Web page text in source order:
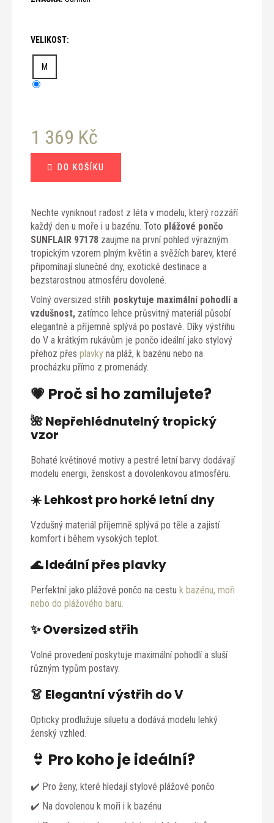
VELIKOST:
M
1 369 Kč
cena:
DO KOŠÍKU
Nechte vyniknout radost z léta v modelu, který rozzáří
každý den u moře i u bazénu. Toto plážové pončo
SUNFLAIR 97178 zaujme na první pohled výrazným
tropickým vzorem plným květin a svěžích barev, které
připomínají slunečné dny, exotické destinace a
bezstarostnou atmosféru dovolené.
Volný oversized střih poskytuje maximální pohodlí a
vzdušnost, zatímco lehce průsvitný materiál působí
elegantně a příjemně splývá po postavě. Díky výstřihu
do V a krátkým rukávům je pončo ideální jako stylový
přehoz přes plavky na pláž, k bazénu nebo na
procházku přímo z promenády.
💗 Proč si ho zamilujete?
🌺 Nepřehlédnutelný tropický
vzor
Bohaté květinové motivy a pestré letní barvy dodávají
modelu energii, ženskost a dovolenkovou atmosféru.
☀️ Lehkost pro horké letní dny
Vzdušný materiál příjemně splývá po těle a zajistí
komfort i během vysokých teplot.
🌊 Ideální přes plavky
Perfektní jako plážové pončo na cestu k bazénu, moři
nebo do plážového baru.
✨ Oversized střih
Volné provedení poskytuje maximální pohodlí a sluší
různým typům postavy.
👗 Elegantní výstřih do V
Opticky prodlužuje siluetu a dodává modelu lehký
ženský vzhled.
👙 Pro koho je ideální?
✔️ Pro ženy, které hledají stylové plážové pončo
✔️ Na dovolenou k moři i k bazénu